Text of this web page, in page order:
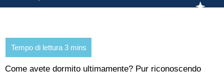
Come avete dormito ultimamente? Pur riconoscendo